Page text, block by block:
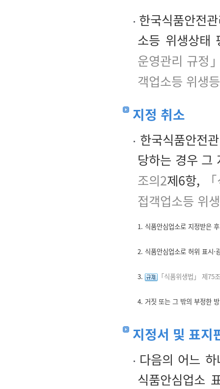
한국식품안전
소등 위생상태
운영관리 규정
객업소등 위생
지정 취소
한국식품안전
당하는 경우 그
조의2제6항,
접객업소등 위
1. 식품안심업소로 지정받은
2. 식품안심업소로 허위 표시·
3. 「식품위생법」 제75조
4. 거짓 또는 그 밖의 부정한
지정서 및 표지
다음의 어느
식품안심업소